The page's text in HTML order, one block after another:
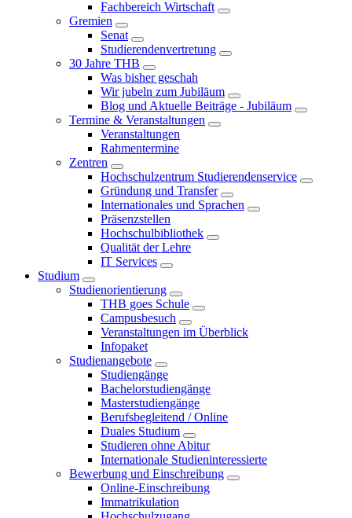
Fachbereich Wirtschaft
Gremien
Senat
Studierendenvertretung
30 Jahre THB
Was bisher geschah
Wir jubeln zum Jubiläum
Blog und Aktuelle Beiträge - Jubiläum
Termine & Veranstaltungen
Veranstaltungen
Rahmentermine
Zentren
Hochschulzentrum Studierendenservice
Gründung und Transfer
Internationales und Sprachen
Präsenzstellen
Hochschulbibliothek
Qualität der Lehre
IT Services
Studium
Studienorientierung
THB goes Schule
Campusbesuch
Veranstaltungen im Überblick
Infopaket
Studienangebote
Studiengänge
Bachelorstudiengänge
Masterstudiengänge
Berufsbegleitend / Online
Duales Studium
Studieren ohne Abitur
Internationale Studieninteressierte
Bewerbung und Einschreibung
Online-Einschreibung
Immatrikulation